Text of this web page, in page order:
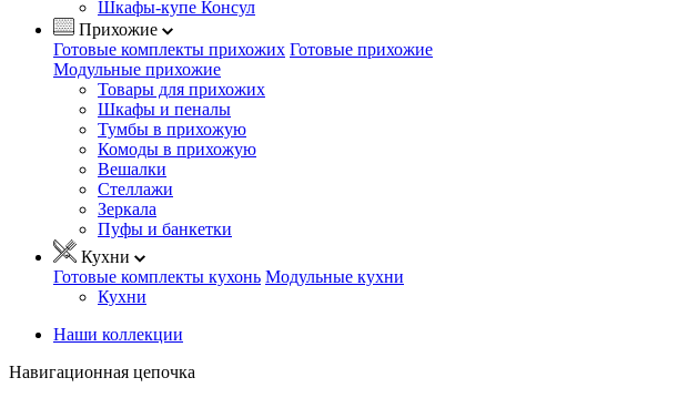
Шкафы-купе Консул
Прихожие
Готовые комплекты прихожих Готовые прихожие
Модульные прихожие
Товары для прихожих
Шкафы и пеналы
Тумбы в прихожую
Комоды в прихожую
Вешалки
Стеллажи
Зеркала
Пуфы и банкетки
Кухни
Готовые комплекты кухонь Модульные кухни
Кухни
Наши коллекции
Навигационная цепочка